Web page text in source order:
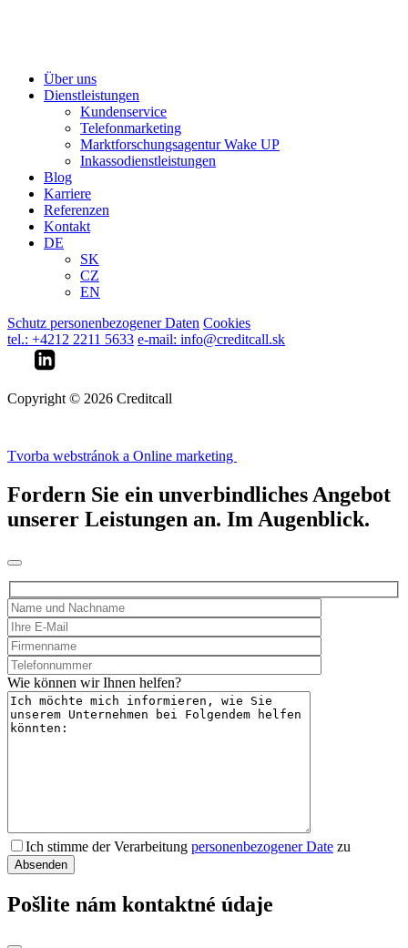
Über uns
Dienstleistungen
Kundenservice
Telefonmarketing
Marktforschungsagentur Wake UP
Inkassodienstleistungen
Blog
Karriere
Referenzen
Kontakt
DE
SK
CZ
EN
Schutz personenbezogener Daten Cookies
tel.: +4212 2211 5633 e-mail: info@creditcall.sk
Copyright © 2026 Creditcall
Tvorba webstránok a Online marketing
Fordern Sie ein unverbindliches Angebot
unserer Leistungen an. Im Augenblick.
Wie können wir Ihnen helfen?
Ich stimme der Verarbeitung personenbezogener Date zu
Pošlite nám kontaktné údaje